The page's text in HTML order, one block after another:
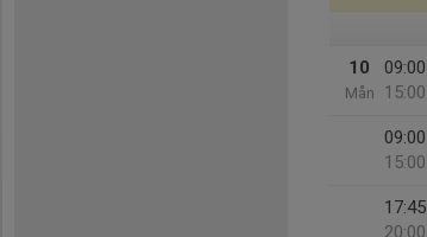
10
Mån
09:00
15:00
09:00
15:00
17:45
20:00